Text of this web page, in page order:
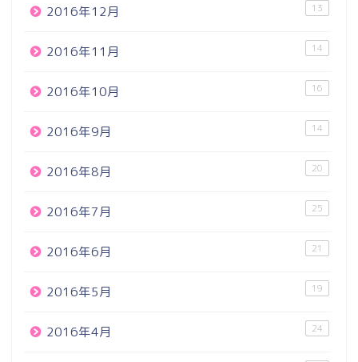
2016年12月 13
2016年11月 14
2016年10月 16
2016年9月 14
2016年8月 20
2016年7月 25
2016年6月 21
2016年5月 19
2016年4月 24